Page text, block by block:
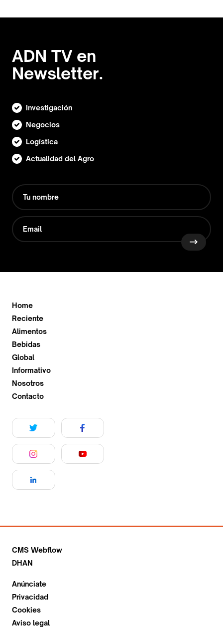
ADN TV en
Newsletter.
Investigación
Negocios
Logística
Actualidad del Agro
Home
Reciente
Alimentos
Bebidas
Global
Informativo
Nosotros
Contacto
CMS Webflow
DHAN
Anúnciate
Privacidad
Cookies
Aviso legal